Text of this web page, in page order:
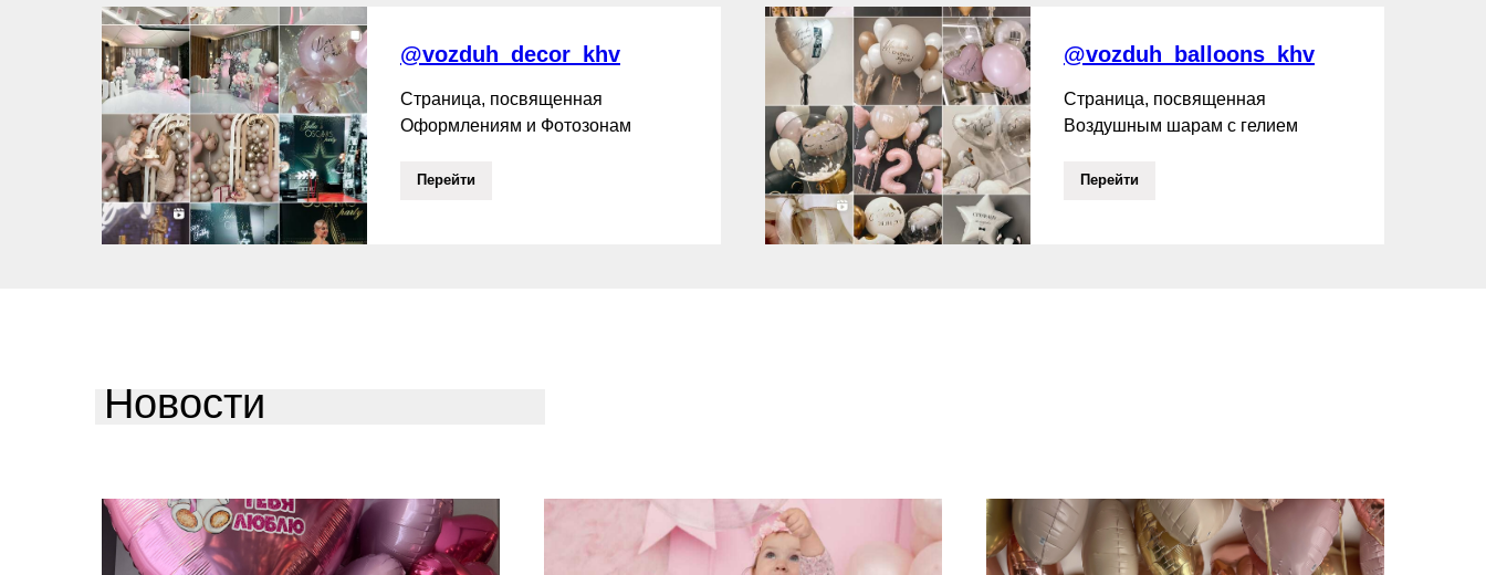
@vozduh_decor_khv
Страница, посвященная
Оформлениям и Фотозонам
Перейти
@vozduh_balloons_khv
Страница, посвященная
Воздушным шарам с гелием
Перейти
Новости